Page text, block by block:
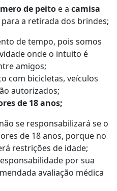
de peito e a camisa
a retirada dos brindes;
de tempo, pois somos
onde o intuito é
amigos;
com bicicletas, veículos
autorizados;
de 18 anos;
se responsabilizará se o
de 18 anos, porque no
restrições de idade;
por sua
avaliação médica